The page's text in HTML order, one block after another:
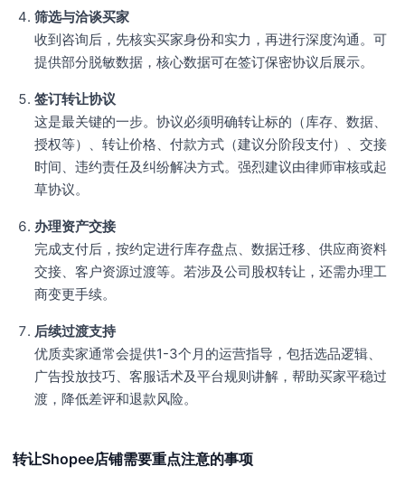
筛选与洽谈买家
收到咨询后，先核实买家身份和实力，再进行深度沟通。可
提供部分脱敏数据，核心数据可在签订保密协议后展示。
签订转让协议
这是最关键的一步。协议必须明确转让标的（库存、数据、
授权等）、转让价格、付款方式（建议分阶段支付）、交接
时间、违约责任及纠纷解决方式。强烈建议由律师审核或起
草协议。
办理资产交接
完成支付后，按约定进行库存盘点、数据迁移、供应商资料
交接、客户资源过渡等。若涉及公司股权转让，还需办理工
商变更手续。
后续过渡支持
优质卖家通常会提供1-3个月的运营指导，包括选品逻辑、
广告投放技巧、客服话术及平台规则讲解，帮助买家平稳过
渡，降低差评和退款风险。
转让Shopee店铺需要重点注意的事项